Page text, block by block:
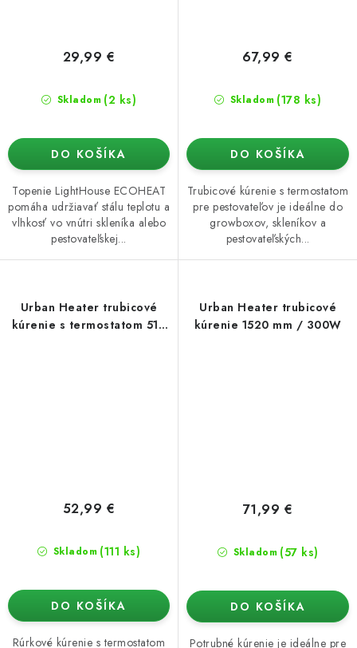
Skladom (2 ks)
29,99 €
DO KOŠÍKA
Topenie LightHouse ECOHEAT
pomáha udržiavať stálu teplotu a
vlhkosť vo vnútri skleníka alebo
pestovateľskej...
Skladom (178 ks)
67,99 €
DO KOŠÍKA
Trubicové kúrenie s termostatom
pre pestovateľov je ideálne do
growboxov, skleníkov a
pestovateľských...
Urban Heater trubicové
kúrenie s termostatom 510
Skladom (111 ks)
52,99 €
DO KOŠÍKA
Rúrkové kúrenie s termostatom
Urban Heater trubicové
kúrenie 1520 mm / 300W
Skladom (57 ks)
71,99 €
DO KOŠÍKA
Potrubné kúrenie je ideálne pre